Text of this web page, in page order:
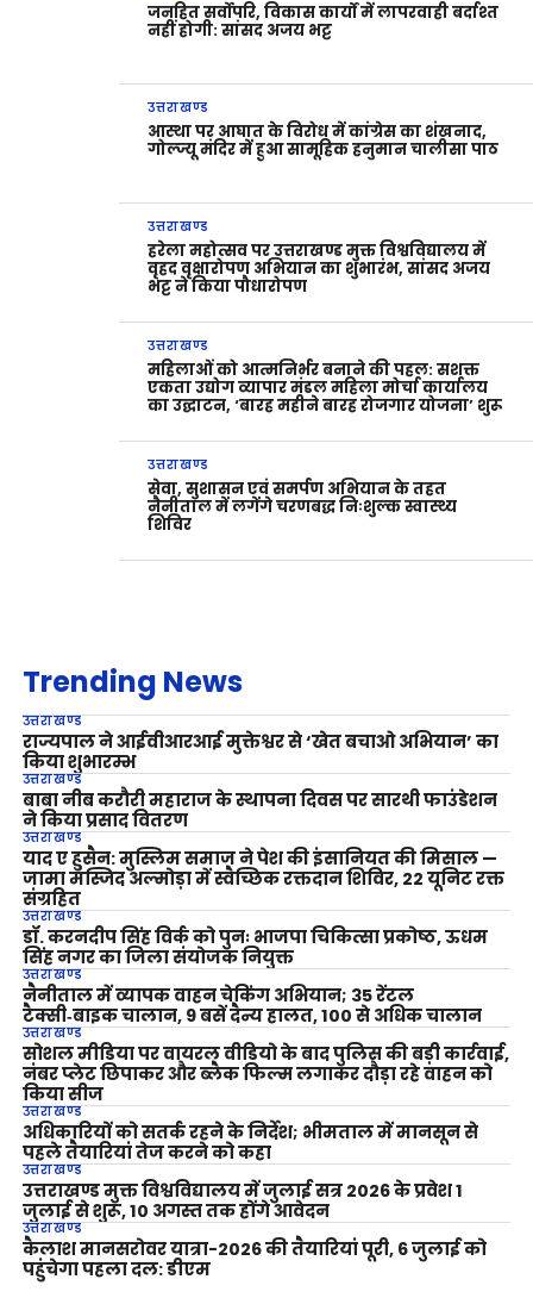
जनहित सर्वोपरि, विकास कार्यों में लापरवाही बर्दाश्त
नहीं होगी: सांसद अजय भट्ट
उत्तराखण्ड
आस्था पर आघात के विरोध में कांग्रेस का शंखनाद,
गोल्ज्यू मंदिर में हुआ सामूहिक हनुमान चालीसा पाठ
उत्तराखण्ड
हरेला महोत्सव पर उत्तराखण्ड मुक्त विश्वविद्यालय में
वृहद वृक्षारोपण अभियान का शुभारंभ, सांसद अजय
भट्ट ने किया पौधारोपण
उत्तराखण्ड
महिलाओं को आत्मनिर्भर बनाने की पहल: सशक्त
एकता उद्योग व्यापार मंडल महिला मोर्चा कार्यालय
का उद्घाटन, ‘बारह महीने बारह रोजगार योजना’ शुरू
उत्तराखण्ड
सेवा, सुशासन एवं समर्पण अभियान के तहत
नैनीताल में लगेंगे चरणबद्ध निःशुल्क स्वास्थ्य
शिविर
Trending News
उत्तराखण्ड
राज्यपाल ने आईवीआरआई मुक्तेश्वर से ‘खेत बचाओ अभियान’ का
किया शुभारम्भ
उत्तराखण्ड
बाबा नीब करौरी महाराज के स्थापना दिवस पर सारथी फाउंडेशन
ने किया प्रसाद वितरण
उत्तराखण्ड
याद ए हुसैन: मुस्लिम समाज ने पेश की इंसानियत की मिसाल —
जामा मस्जिद अल्मोड़ा में स्वैच्छिक रक्तदान शिविर, 22 यूनिट रक्त
संग्रहित
उत्तराखण्ड
डॉ. करनदीप सिंह विर्क को पुनः भाजपा चिकित्सा प्रकोष्ठ, ऊधम
सिंह नगर का जिला संयोजक नियुक्त
उत्तराखण्ड
नैनीताल में व्यापक वाहन चेकिंग अभियान; 35 रेंटल
टैक्सी‑बाइक चालान, 9 बसें दैन्य हालत, 100 से अधिक चालान
उत्तराखण्ड
सोशल मीडिया पर वायरल वीडियो के बाद पुलिस की बड़ी कार्रवाई,
नंबर प्लेट छिपाकर और ब्लैक फिल्म लगाकर दौड़ा रहे वाहन को
किया सीज
उत्तराखण्ड
अधिकारियों को सतर्क रहने के निर्देश; भीमताल में मानसून से
पहले तैयारियां तेज करने को कहा
उत्तराखण्ड
उत्तराखण्ड मुक्त विश्वविद्यालय में जुलाई सत्र 2026 के प्रवेश 1
जुलाई से शुरू, 10 अगस्त तक होंगे आवेदन
उत्तराखण्ड
कैलाश मानसरोवर यात्रा-2026 की तैयारियां पूरी, 6 जुलाई को
पहुंचेगा पहला दल: डीएम